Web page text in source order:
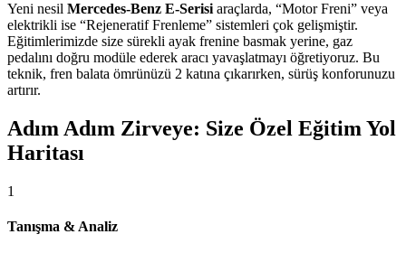
Yeni nesil Mercedes-Benz E-Serisi araçlarda, “Motor Freni” veya
elektrikli ise “Rejeneratif Frenleme” sistemleri çok gelişmiştir.
Eğitimlerimizde size sürekli ayak frenine basmak yerine, gaz
pedalını doğru modüle ederek aracı yavaşlatmayı öğretiyoruz. Bu
teknik, fren balata ömrünüzü 2 katına çıkarırken, sürüş konforunuzu
artırır.
Adım Adım Zirveye: Size Özel Eğitim Yol
Haritası
1
Tanışma & Analiz